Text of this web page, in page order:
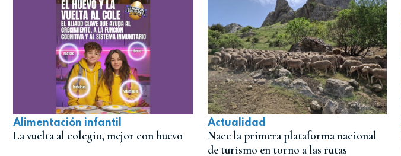
Alimentación infantil
La vuelta al colegio, mejor con huevo
Actualidad
Nace la primera plataforma nacional
de turismo en torno a las rutas